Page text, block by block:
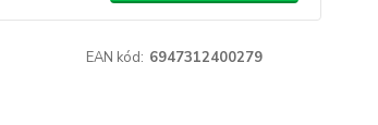
EAN kód: 6947312400279